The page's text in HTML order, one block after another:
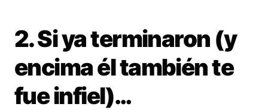
2. Si ya terminaron (y
encima él también te
fue infiel)…